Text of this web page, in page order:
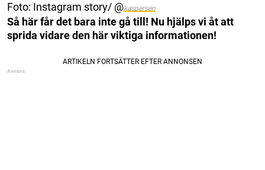
Foto: Instagram story/ @kaspersen
Så här får det bara inte gå till! Nu hjälps vi åt att
sprida vidare den här viktiga informationen!